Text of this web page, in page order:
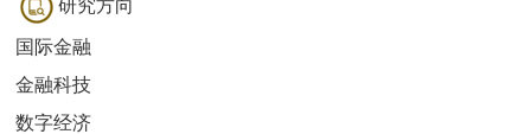
研究方向
国际金融
金融科技
数字经济